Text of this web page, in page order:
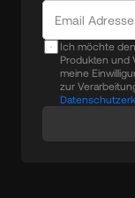
Ich möchte
Produkten und
meine
zur